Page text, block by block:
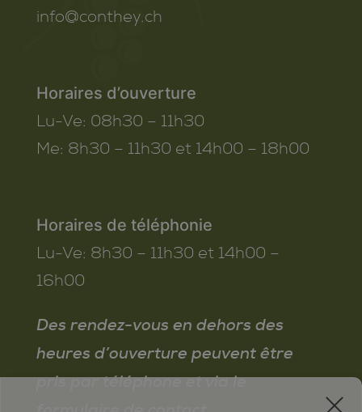
info@conthey.ch
Horaires d’ouverture
Lu-Ve: 08h30 – 11h30
Me: 8h30 – 11h30 et 14h00 – 18h00
Horaires de téléphonie
Lu-Ve: 8h30 – 11h30 et 14h00 –
16h00
Des rendez-vous en dehors des
heures d’ouverture peuvent être
pris par téléphone et via le
x